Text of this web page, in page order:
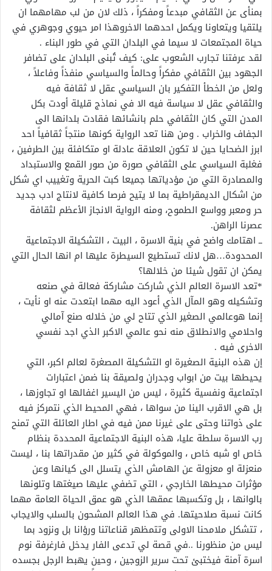
بمنأى عن الثقافي مبدعاً ومفكراً ، ذلك لان من لب مهامهما ان
يلتقيا ويتعاونا ويكمل احدهما الاخروهذا امر حيوي وجوهري في
حياة المجتمعات لا سيما في البلدان التي في طور البناء .
لقد عرفتنا تجارب الشعوب على: كيف تُبنى البلدان على تضافر
الجهود بين الثقافي مفكراً وحالماً والسياسي منفذاً وفاعلاً ،
ولعل من الخطأ التفكير بان السياسي عقل لا ثقافة فيه
والثقافي عقل لا سياسة فيه الا في نماذج قليلة أودت بكل
المدن التي كان الثقافي حلم بانشائها فقادت بلدانها الى
الجفاف والخراب . ومن هنا تعد الرواية كونها منتجاً ثقافياً احد
ابرز الضحايا حين لا تكون العلاقة عادلة او متكافئة بين الطرفين ،
فغلبة السياسي على الثقافي صورة من صور القمع والاستبداد
والمصادرة التي من مؤدياتها جميعا كبت الحرية وتغييب اي شكل
من اشكال الديمقراطية بما لا يتيح فرصا كافية لانتاج ادب جديد
حر ومعبر وواسع الطموح، ومنه الرواية الانجاز الأعظم لثقافة
عصرنا الراهن.
ــ اهتامك واضح في بنية الاسرة ، البيت ، التشكيلة الاجتماعية
المحدودة…هل لانك تستطيع السيطرة عليها ام انها الحال التي
يمكن ان تقول شيئا من خلالها؟
*تعد الاسرة العالم الذي شاركت مشاركة فعالة في صنعه
وتشكيله وهو المآل الذي أعود اليه مهما ابتعدت عنه او نأيت ،
إنما هوعالمي الصغير الذي تتاح لي من خلاله صنع آمالي
واحلامي والانطلاق منه نحو عالمي الاكبر الذي اجد نفسي
الاخرى فيه .
إن هذه البنية الصغيرة او التشكيلة المصغرة لعالم اكبر، التي
يحيطها بيت من ابواب وجدران ولصيقة بنا ضمن اعتبارات
اجتماعية ونفسية كثيرة ، ليس من اليسير اغفالها او تجاوزها ،
بل هي الاقرب الينا من سواها ، فهي المحيط الذي نتمركز فيه
على ذواتنا وحتى على غيرنا ممن فيه في اطار العائلة التي تمنح
رب الاسرة سلطة عليا، هذه البنية الاجتماعية المحددة بنظام
خاص او شبه خاص ، والموكولة في كثير من مقدراتها بنا ، ليست
منعزلة او معزولة عن الهامش الذي يتسلل الى كيانها وعن
مؤثرات محيطها الخارجي ، التي تضفي عليها صيغتها وتلونها
بالوانها ، بل وتكسبها عمقها الذي هو عمق الحياة العامة مهما
كانت نسبة صلاحيتها. في هذا العالم المشحون بالسلب والايجاب
، تتشكل ملامحنا الاولى وتتمظهر قناعاتنا ورؤانا بل ونزود بما
ليس من منظورنا ..في قصة لي تدعى الفار يدخل فارغرفة نوم
اسرة آمنة فيختبئ تحت سرير الزوجين ، وحين يهبط الرجل بجسده